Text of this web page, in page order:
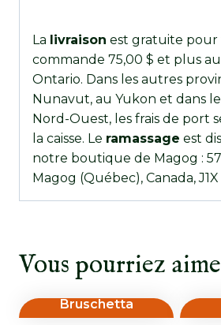
La livraison est gratuite
commande 75,00 $ et plus
Ontario. Dans les autres
Nunavut, au Yukon et dans
Nord-Ouest, les frais de port
la caisse. Le ramassage est
notre boutique de Magog :
Magog (Québec), Canada, J1X
Vous pourriez
Bruschetta